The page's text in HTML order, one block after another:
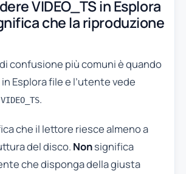
VIDEO_TS in Esplora
che la riproduzione
confusione più comuni è quando
Esplora file e l’utente vede
VIDEO_TS.
che il lettore riesce almeno a
del disco. Nonsignifica
che disponga della giusta